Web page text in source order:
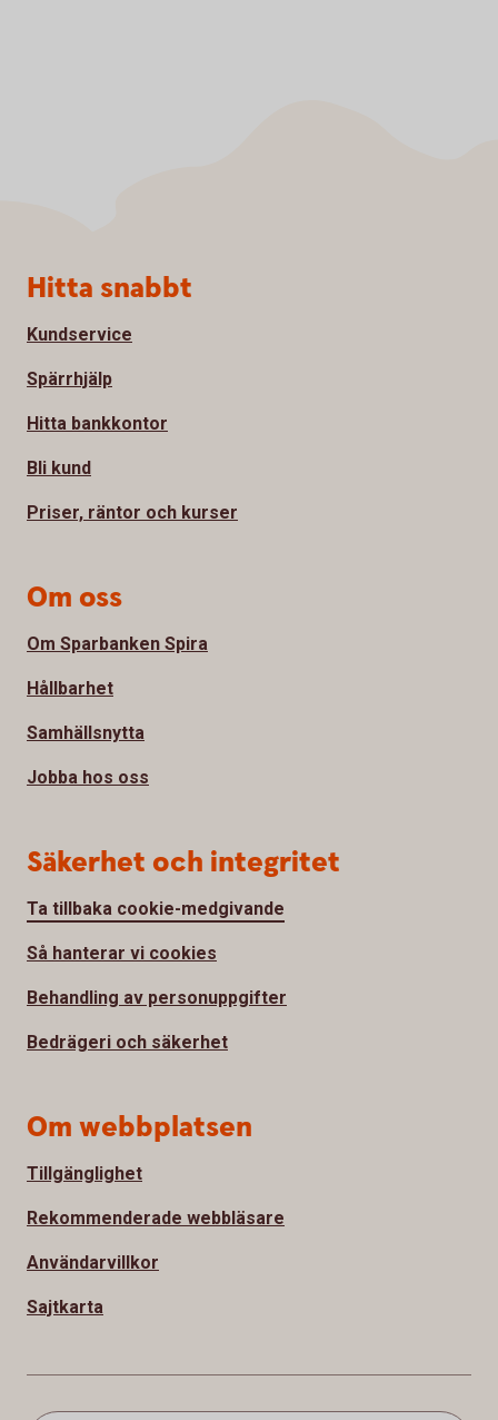
Sidfot
Hitta snabbt
Kundservice
Spärrhjälp
Hitta bankkontor
Bli kund
Priser, räntor och kurser
Om oss
Om Sparbanken Spira
Hållbarhet
Samhällsnytta
Jobba hos oss
Säkerhet och integritet
Ta tillbaka cookie-medgivande
Så hanterar vi cookies
Behandling av personuppgifter
Bedrägeri och säkerhet
Om webbplatsen
Tillgänglighet
Rekommenderade webbläsare
Användarvillkor
Sajtkarta